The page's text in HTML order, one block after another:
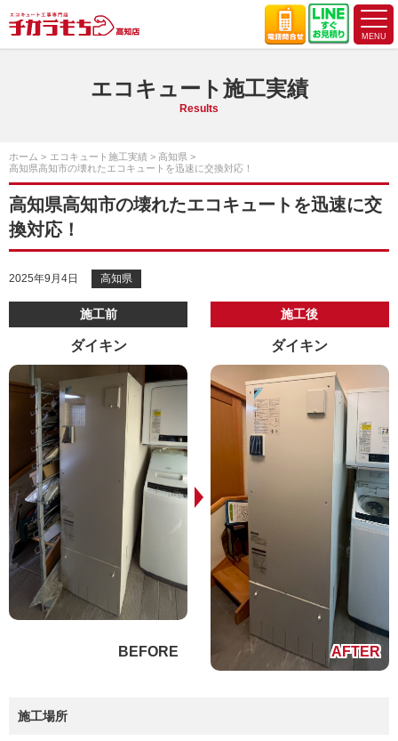
エコキュート施工実績
Results
ホーム エコキュート施工実績
高知県
高知県高知市の壊れたエコキュートを迅速に交換対応！
高知県高知市の壊れたエコキュートを迅速に交
換対応！
2025年9月4日 高知県
施工前
ダイキン
施工後
ダイキン
施工場所